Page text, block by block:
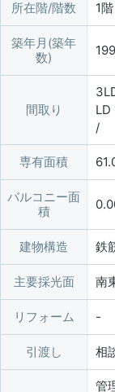
所在階/階数 1
築年月(築年
数)
間取り
LD
/
専有面積
バルコニー面
積
建物構造 鉄
主要採光面 南
リフォーム
引渡し 相
管